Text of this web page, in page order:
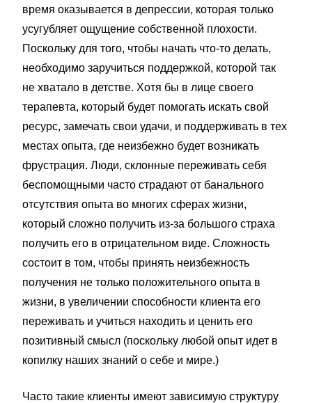
время оказывается в депрессии, которая только
усугубляет ощущение собственной плохости.
Поскольку для того, чтобы начать что-то делать,
необходимо заручиться поддержкой, которой так
не хватало в детстве. Хотя бы в лице своего
терапевта, который будет помогать искать свой
ресурс, замечать свои удачи, и поддерживать в тех
местах опыта, где неизбежно будет возникать
фрустрация. Люди, склонные переживать себя
беспомощными часто страдают от банального
отсутствия опыта во многих сферах жизни,
который сложно получить из-за большого страха
получить его в отрицательном виде. Сложность
состоит в том, чтобы принять неизбежность
получения не только положительного опыта в
жизни, в увеличении способности клиента его
переживать и учиться находить и ценить его
позитивный смысл (поскольку любой опыт идет в
копилку наших знаний о себе и мире.)
Часто такие клиенты имеют зависимую структуру